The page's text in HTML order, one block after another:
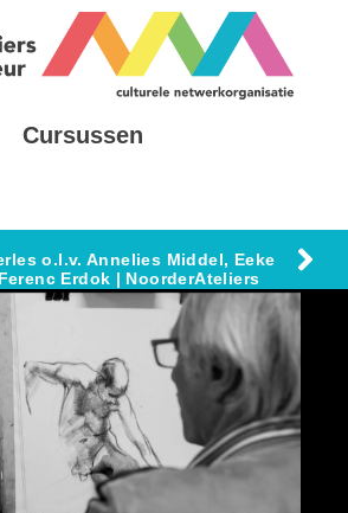
Cursussen
o.l.v. Annelies Middel, Eeke
Erdok | NoorderAteliers